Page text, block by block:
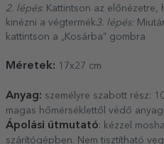
2. lépés: Kattintson az
kinézni a végtermék3. lépés:
kattintson a „Kosárba” gombra
Méretek: 17x27 cm
Anyag: személyre szabott rész:
magas hőmérséklettől védő
Ápolási útmutató: kézzel
szárítógépben. Nem tisztítható